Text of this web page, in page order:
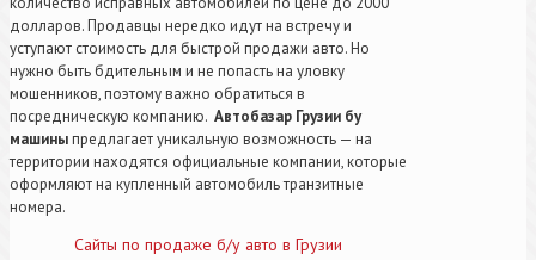
долларов. Продавцы нередко идут на встречу и
уступают стоимость для быстрой продажи авто. Но
нужно быть бдительным и не попасть на уловку
мошенников, поэтому важно обратиться в
посредническую компанию. Автобазар Грузии бу
машиныпредлагает уникальную возможность — на
территории находятся официальные компании, которые
оформляют на купленный автомобиль транзитные
номера.
Сайты по продаже б/у авто в Грузии